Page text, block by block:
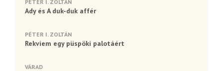
PÉTER I. ZOLTÁN
Ady és A duk-duk affér
PÉTER I. ZOLTÁN
Rekviem egy püspöki palotáért
VÁRAD